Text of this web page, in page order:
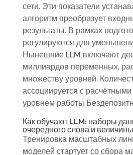
сети. Эти показатели
алгоритм преобразует
результаты. В рамках
регулируются для
Нынешние LLM включают
миллиардов переменных,
множеству уровней.
ассоциируется с
уровнем работы
Как обучают LLM: наборы
очередного слова и
Тренировка масштабных
моделей стартует со сбора